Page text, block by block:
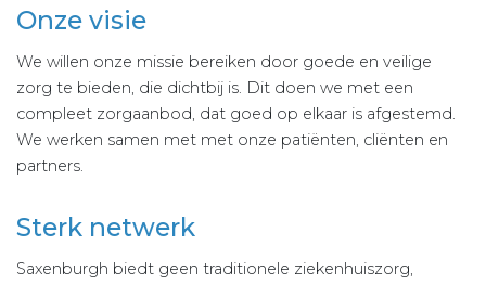
Onze visie
We willen onze missie bereiken door goede en veilige
zorg te bieden, die dichtbij is. Dit doen we met een
compleet zorgaanbod, dat goed op elkaar is afgestemd.
We werken samen met met onze patiënten, cliënten en
partners.
Sterk netwerk
Saxenburgh biedt geen traditionele ziekenhuiszorg,